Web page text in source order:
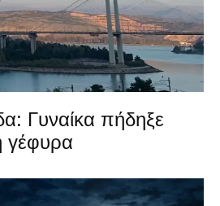
Γυναίκα πήδηξε
γέφυρα